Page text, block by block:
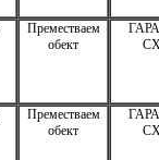
Преместваем
обект
Преместваем
обект